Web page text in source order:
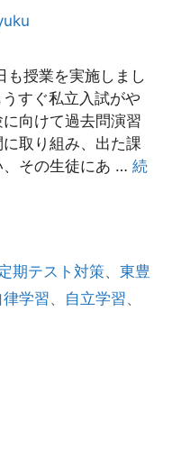
授業を実施しまし
すぐ私立入試がや
向けて過去問演習
取り組み、出た課
、その生徒にあ … 続
期テスト対策、東豊
律学習、 自立学習、